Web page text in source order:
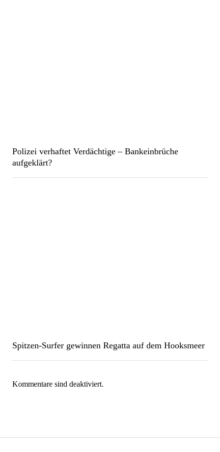
Polizei verhaftet Verdächtige – Bankeinbrüche
aufgeklärt?
Spitzen-Surfer gewinnen Regatta auf dem Hooksmeer
Kommentare sind deaktiviert.